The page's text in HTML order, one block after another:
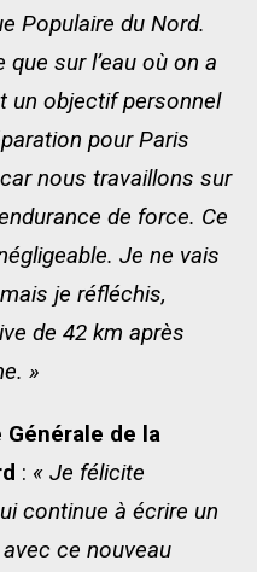
Populaire du Nord.
sur l’eau où on a
un objectif personnel
pour Paris
nous travaillons sur
de force. Ce
Je ne vais
je réfléchis,
de 42 km après
»
de la
: « Je félicite
continue à écrire un
ce nouveau